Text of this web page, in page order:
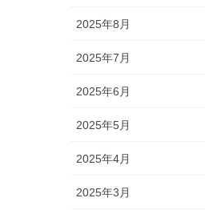
2025年8月
2025年7月
2025年6月
2025年5月
2025年4月
2025年3月